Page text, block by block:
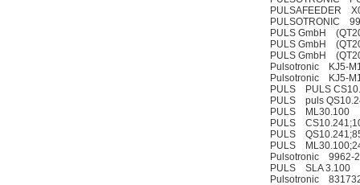
PULSAFEEDER
PULSOTRONIC
PULS GmbH
PULS GmbH
PULS GmbH
Pulsotronic KJ5-
Pulsotronic KJ5-
PULS PULS
PULS puls
PULS ML30.100
PULS
PULS
PULS
Pulsotronic 9962-
PULS SLA 3.100
Pulsotronic